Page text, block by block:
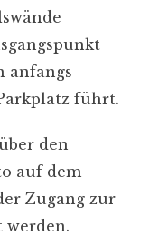
anfangs
führt.
den
auf dem
Zugang zur